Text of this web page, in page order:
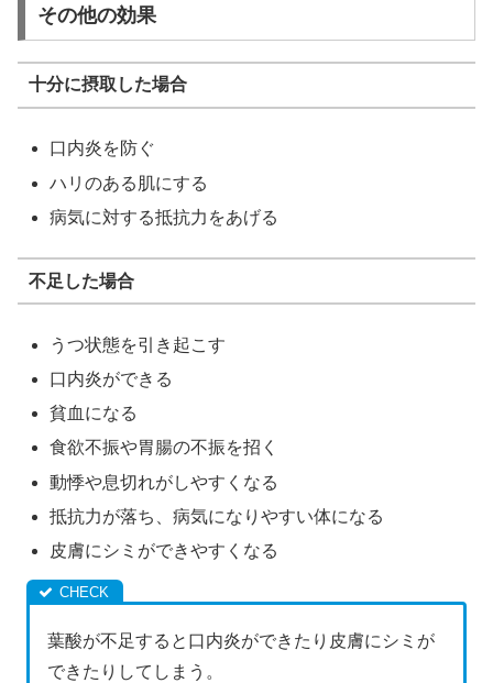
その他の効果
十分に摂取した場合
口内炎を防ぐ
ハリのある肌にする
病気に対する抵抗力をあげる
不足した場合
うつ状態を引き起こす
口内炎ができる
貧血になる
食欲不振や胃腸の不振を招く
動悸や息切れがしやすくなる
抵抗力が落ち、病気になりやすい体になる
皮膚にシミができやすくなる
葉酸が不足すると口内炎ができたり皮膚にシミが
できたりしてしまう。